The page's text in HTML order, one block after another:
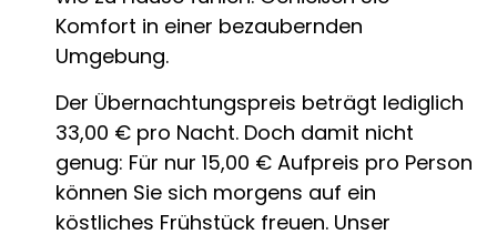
Komfort in einer bezaubernden
Umgebung.
Der Übernachtungspreis beträgt lediglich
33,00 € pro Nacht. Doch damit nicht
genug: Für nur 15,00 € Aufpreis pro Person
können Sie sich morgens auf ein
köstliches Frühstück freuen. Unser